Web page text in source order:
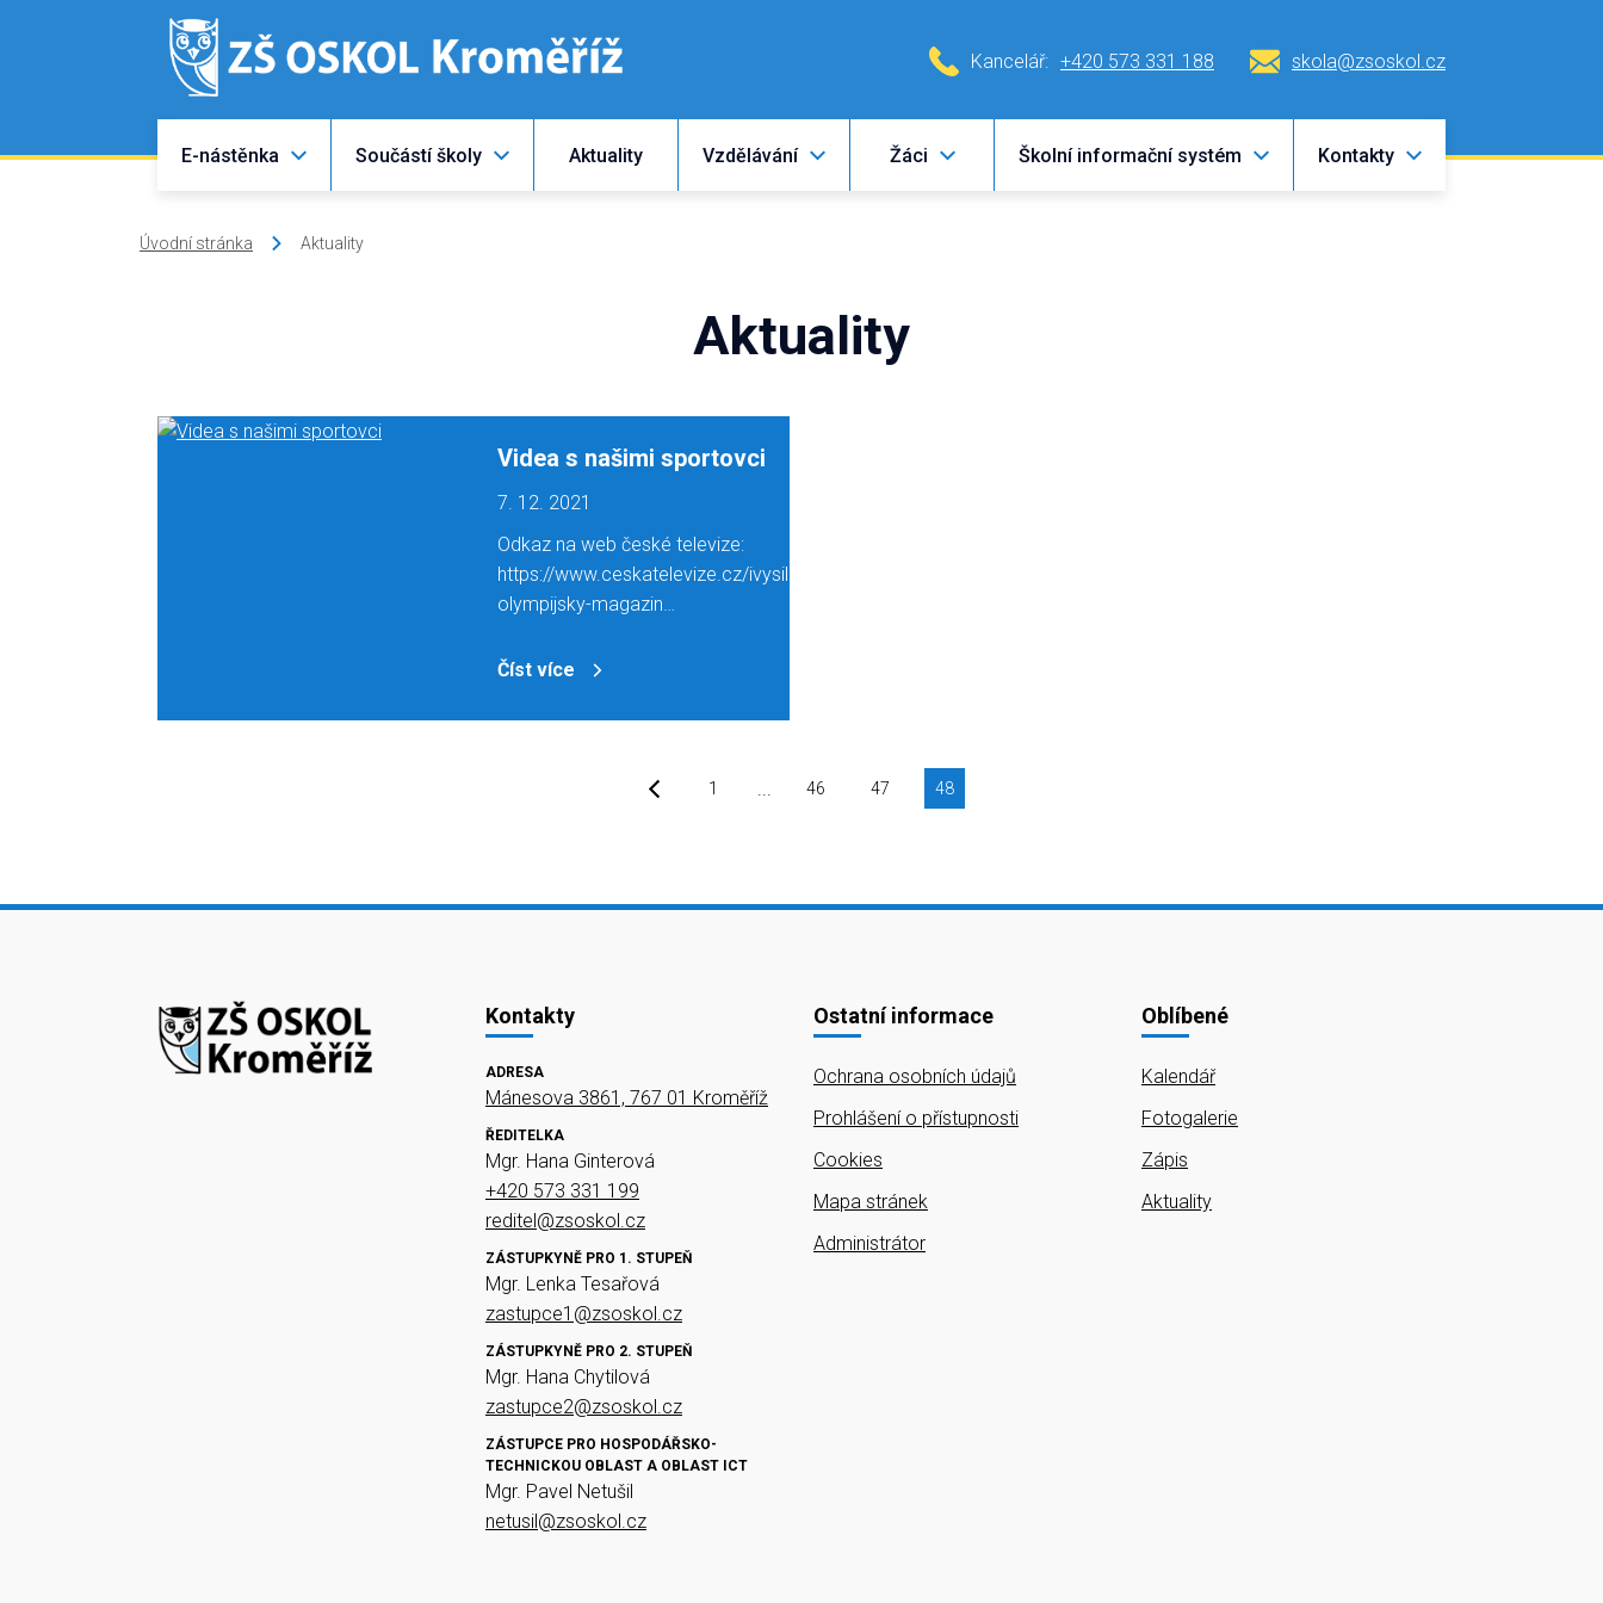
Kancelář: +420 573 331 188 skola@zsoskol.cz
E-nástěnka Součástí školy Aktuality Vzdělávání Žáci Školní informační systém Kontakty
Úvodní stránka Aktuality
Aktuality
Videa s našimi sportovci
7. 12. 2021
Odkaz na web české televize:
https://www.ceskatelevize.cz/ivysilani/10321897020-
olympijsky-magazin…
Číst více
1 46 47 48
Kontakty
ADRESA
Mánesova 3861, 767 01 Kroměříž
ŘEDITELKA
Mgr. Hana Ginterová
+420 573 331 199
reditel@zsoskol.cz
ZÁSTUPKYNĚ PRO 1. STUPEŇ
Mgr. Lenka Tesařová
zastupce1@zsoskol.cz
ZÁSTUPKYNĚ PRO 2. STUPEŇ
Mgr. Hana Chytilová
zastupce2@zsoskol.cz
ZÁSTUPCE PRO HOSPODÁŘSKO-
TECHNICKOU OBLAST A OBLAST ICT
Mgr. Pavel Netušil
netusil@zsoskol.cz
Ostatní informace
Ochrana osobních údajů
Prohlášení o přístupnosti
Cookies
Mapa stránek
Administrátor
Oblíbené
Kalendář
Fotogalerie
Zápis
Aktuality